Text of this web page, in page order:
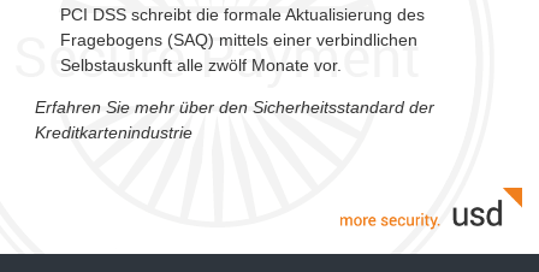
PCI DSS schreibt die formale Aktualisierung des
Fragebogens (SAQ) mittels einer verbindlichen
Selbstauskunft alle zwölf Monate vor.
Erfahren Sie mehr über den Sicherheitsstandard der
Kreditkartenindustrie